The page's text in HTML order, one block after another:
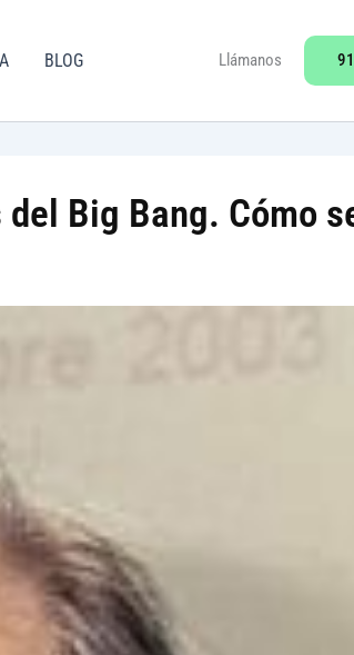
BLOG Llámanos
Big Bang. Cómo